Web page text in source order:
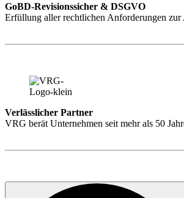
GoBD-Revisionssicher & DSGVO
Erfüllung aller rechtlichen Anforderungen
Verlässlicher Partner
VRG berät Unternehmen seit mehr als 50